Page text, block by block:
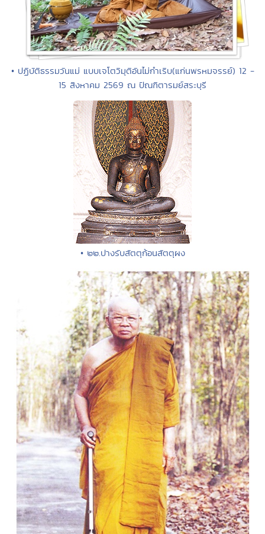
• ปฏิบัติธรรมวันแม่ แบบเจโตวิมุติอันไม่กำเริบ(แก่นพรหมจรรย์) 12 -
15 สิงหาคม 2569 ณ ปัณฑิตารมย์สระบุรี
• ๒๒.ปางรับสัตตุก้อนสัตตุผง